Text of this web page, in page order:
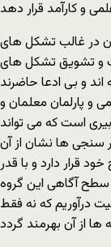
در غالب تشکل های
و تشویق تشکل های
و بی ادعا حاضرند
و پارلمان معلمان و
است که می تواند
سنجی ها نشان از آن
قرار دارد و با قدر
سطح آگاهی این گروه
درآوریم که نه فقط